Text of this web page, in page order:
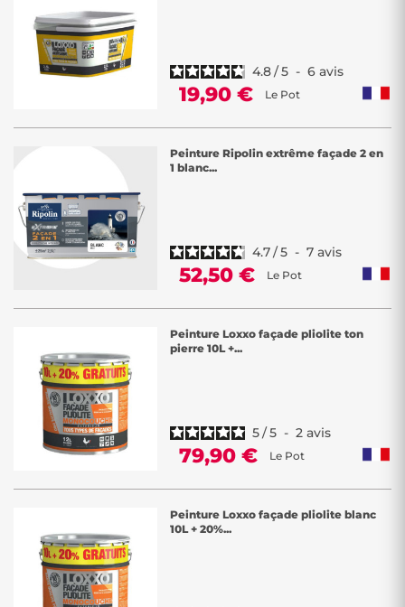
4.8/5 - 6 avis
19,90 € Le Pot
Peinture Ripolin extrême façade 2 en
1 blanc...
4.7/5 - 7 avis
52,50 € Le Pot
Peinture Loxxo façade pliolite ton
pierre 10L +...
5/5 - 2 avis
79,90 € Le Pot
Peinture Loxxo façade pliolite blanc
10L + 20%...